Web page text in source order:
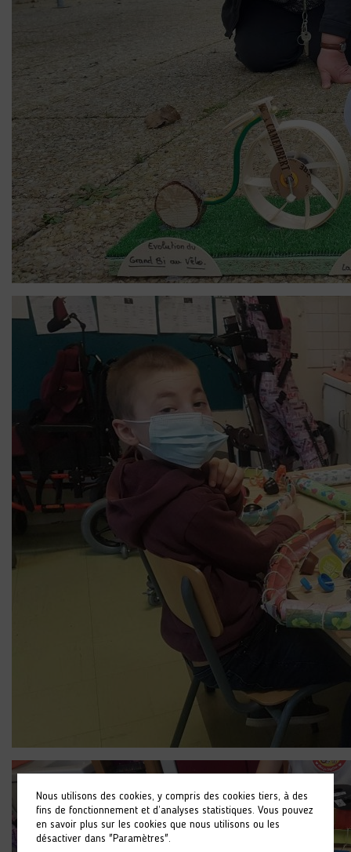
Nous utilisons des cookies, y compris des cookies tiers, à des
fins de fonctionnement et d’analyses statistiques. Vous pouvez
en savoir plus sur les cookies que nous utilisons ou les
désactiver dans "Paramètres".